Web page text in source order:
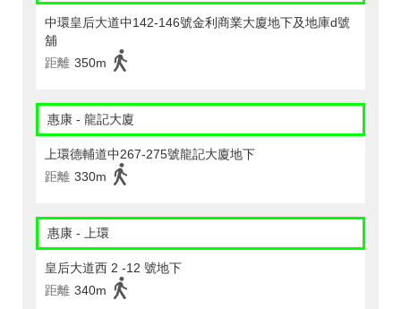
中環皇后大道中142-146號金利商業大廈地下及地庫d號
舖
距離 350m
惠康 - 龍記大廈
上環德輔道中267-275號龍記大廈地下
距離 330m
惠康 - 上環
皇后大道西 2 -12 號地下
距離 340m